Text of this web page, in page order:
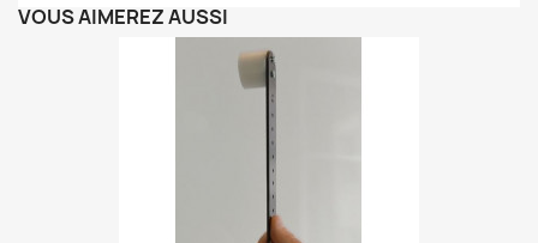
VOUS AIMEREZ AUSSI